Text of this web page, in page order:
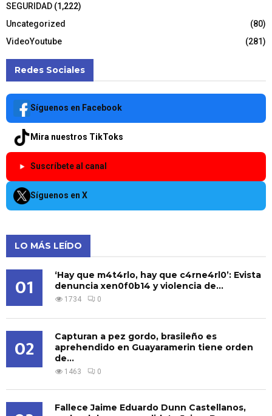
SEGURIDAD (1,222)
Uncategorized
(80)
VideoYoutube
(281)
Redes Sociales
Síguenos en Facebook
Mira nuestros TikToks
Suscríbete al canal
Síguenos en X
LO MÁS LEÍDO
01
‘Hay que m4t4rlo, hay que c4rne4rl0’: Evista
denuncia xen0f0b14 y violencia de...
1734 0
02
Capturan a pez gordo, brasileño es
aprehendido en Guayaramerin tiene orden
de...
1463 0
Fallece Jaime Eduardo Dunn Castellanos,